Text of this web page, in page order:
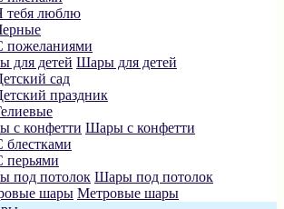
тебя люблю
пожеланиями
Шары для детей
сад
праздник
Шары с конфетти
блестками
перьями
Шары под потолок
Метровые шары